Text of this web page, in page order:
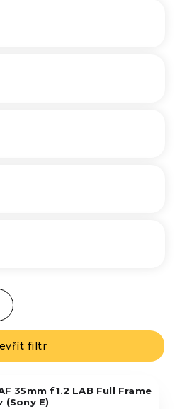
filtr
35mm f1.2 LAB Full Frame
E)